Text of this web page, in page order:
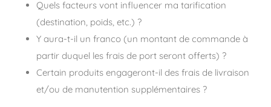
Quels facteurs vont influencer ma tarification
(destination, poids, etc.) ?
Y aura-t-il un franco (un montant de commande à
partir duquel les frais de port seront offerts) ?
Certain produits engageront-il des frais de livraison
et/ou de manutention supplémentaires ?